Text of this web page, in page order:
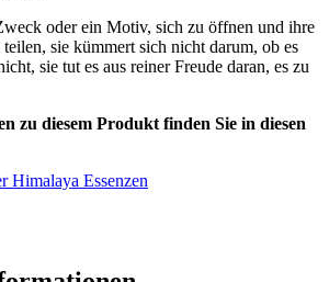
oder ein Motiv, sich zu öffnen und ihre
sie kümmert sich nicht darum, ob es
sie tut es aus reiner Freude daran, es zu
zu diesem Produkt finden Sie in diesen
Himalaya Essenzen